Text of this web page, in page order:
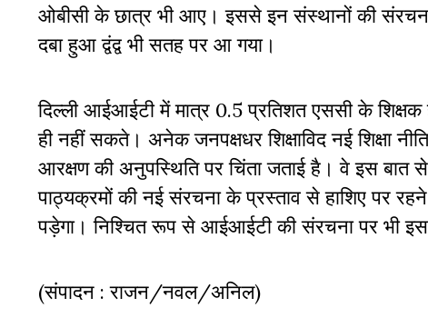
ओबीसी के छात्र भी आए। इससे इन संस्थानों की
दबा हुआ द्वंद्व भी सतह पर आ गया।
दिल्ली आईआईटी में मात्र 0.5 प्रतिशत एससी के शिक्षक
ही नहीं सकते। अनेक जनपक्षधर शिक्षाविद नई शिक्षा
आरक्षण की अनुपस्थिति पर चिंता जताई है। वे इस
पाठ्यक्रमों की नई संरचना के प्रस्ताव से हाशिए पर
पड़ेगा। निश्चित रूप से आईआईटी की संरचना पर भी
(संपादन : राजन/नवल/अनिल)